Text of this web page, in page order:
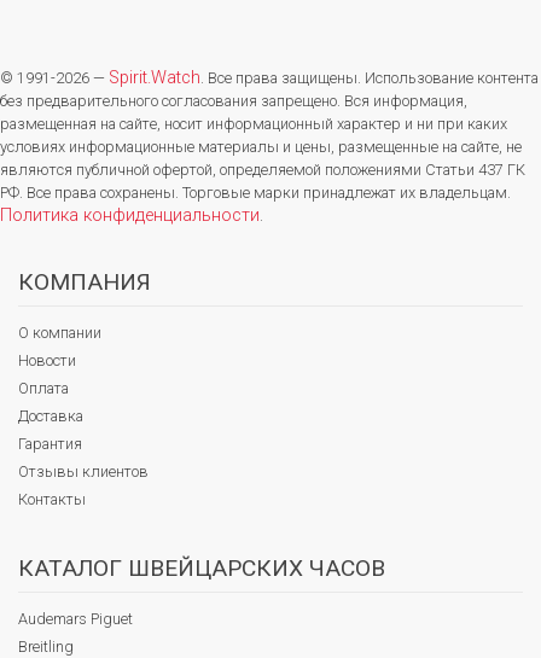
© 1991-2026 — Spirit.Watch. Все права защищены. Использование контента
без предварительного согласования запрещено. Вся информация,
размещенная на сайте, носит информационный характер и ни при каких
условиях информационные материалы и цены, размещенные на сайте, не
являются публичной офертой, определяемой положениями Статьи 437 ГК
РФ. Все права сохранены. Торговые марки принадлежат их владельцам.
Политика конфиденциальности.
КОМПАНИЯ
О компании
Новости
Оплата
Доставка
Гарантия
Отзывы клиентов
Контакты
КАТАЛОГ ШВЕЙЦАРСКИХ ЧАСОВ
Audemars Piguet
Breitling